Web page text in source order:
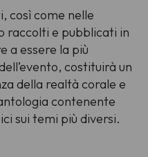
così come nelle
raccolti e pubblicati in
a essere la più
costituirà un
della realtà corale e
contenente
sui temi più diversi.